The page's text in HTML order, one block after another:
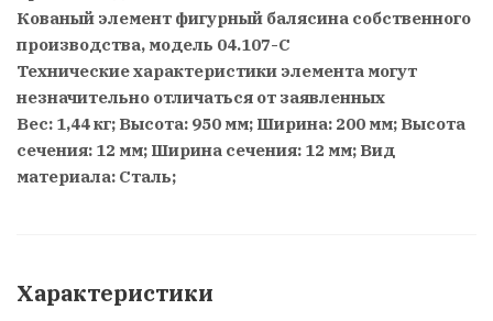
Кованый элемент фигурный балясина собственного
производства, модель 04.107-С
Технические характеристики элемента могут
незначительно отличаться от заявленных
Вес: 1,44 кг; Высота: 950 мм; Ширина: 200 мм; Высота
сечения: 12 мм; Ширина сечения: 12 мм; Вид
материала: Сталь;
Характеристики